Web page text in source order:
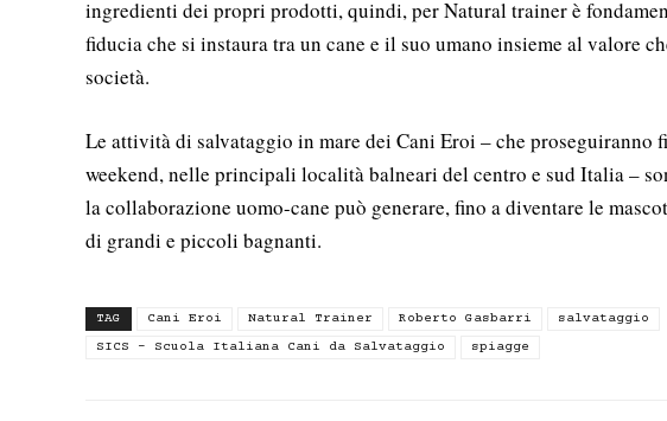
ingredienti dei propri prodotti, quindi, per Natural trainer è
fiducia che si instaura tra un cane e il suo umano insieme al valore
società.
Le attività di salvataggio in mare dei Cani Eroi – che proseguiranno
weekend, nelle principali località balneari del centro e sud Italia –
la collaborazione uomo-cane può generare, fino a diventare le
di grandi e piccoli bagnanti.
TAG Cani Eroi Natural Trainer Roberto Gasbarri
salvataggio
SICS - Scuola Italiana Cani da Salvataggio
spiagge